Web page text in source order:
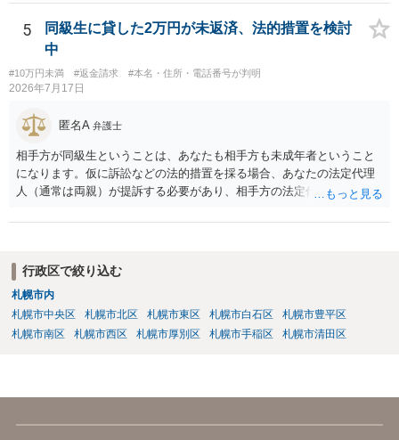
は警察の介入を恐れて逃げた可能性が高いと考えられます。 今後の具
体的な対応は以下の通りです。 ・相手の要求は無視する（1対1のやり
取りで「詐欺か」と聞いただけで名誉毀損は成立しません） ・マイナ
きを行う ・万が一に備え、会社には「個人情報を悪用されたトラブル
に巻き込まれた」と事前伝えておく すでに警察へ相談済みとのことで
すので、今後別のアカウントから連絡が来ても一切応じず、警察へ追
加の報告を行ってください。
5
同級生に貸した2万円が未返済、法的措置を検討
中
#10万円未満 #返金請求 #本名・住所・電話番号が判明
2026年7月17日
匿名A 弁護士
相手方が同級生ということは、あなたも相手方も未成年者ということ
になります。仮に訴訟などの法的措置を採る場合、あなたの法定代理
人（通常は両親）が提訴する必要があり、相手方の法定代理人（通常
話し合いで解決した方がよい問題だと思います。
行政区で絞り込む
札幌市内
札幌市中央区
札幌市北区 札幌市東区 札幌市白石区
札幌市豊平区
札幌市南区
札幌市西区 札幌市厚別区 札幌市手稲区 札幌市清田区